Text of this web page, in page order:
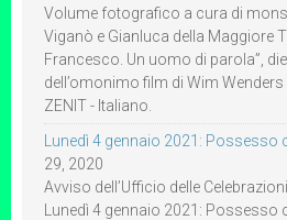
Volume fotografico a cura di
Viganò e Gianluca della Maggiore
Francesco. Un uomo di parola”,
dell’omonimo film di Wim
ZENIT - Italiano.
Lunedì 4 gennaio 2021: Possesso
29, 2020
Avviso dell’Ufficio delle
Lunedì 4 gennaio 2021: Possesso